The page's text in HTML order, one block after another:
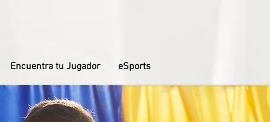
Encuentra tu Jugador eSports